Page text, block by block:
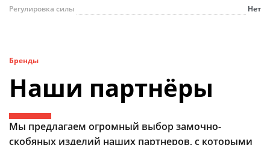
Регулировка силы
Нет
Бренды
Наши партнёры
Мы предлагаем огромный выбор замочно-
скобяных изделий наших партнеров, с которыми